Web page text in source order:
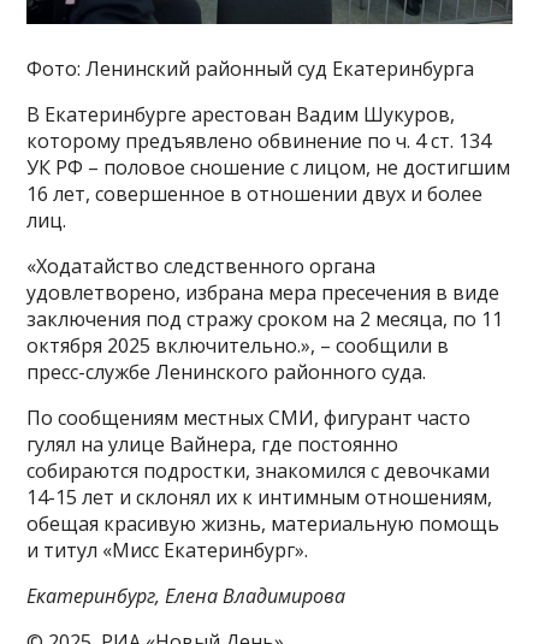
Фото: Ленинский районный суд Екатеринбурга
В Екатеринбурге арестован Вадим Шукуров,
которому предъявлено обвинение по ч. 4 ст. 134
УК РФ – половое сношение с лицом, не достигшим
16 лет, совершенное в отношении двух и более
лиц.
«Ходатайство следственного органа
удовлетворено, избрана мера пресечения в виде
заключения под стражу сроком на 2 месяца, по 11
октября 2025 включительно.», – сообщили в
пресс-службе Ленинского районного суда.
По сообщениям местных СМИ, фигурант часто
гулял на улице Вайнера, где постоянно
собираются подростки, знакомился с девочками
14-15 лет и склонял их к интимным отношениям,
обещая красивую жизнь, материальную помощь
и титул «Мисс Екатеринбург».
Екатеринбург, Елена Владимирова